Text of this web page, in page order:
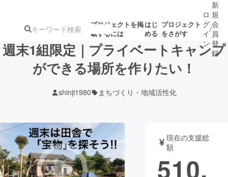
プロジェクトを掲
載するには
はじ
める
プロジェクト
をさがす
ターン
ジェクト
募集終了が近いプ
ロジェクト
アート・写真 音楽
テクノロジー・ガジェット ゲーム・サ
ロ
グ
イ
ン
/
新
規
会
員
登
録
週末1組限定｜プライベートキャンプ
ができる場所を作りたい！
shinji1980 まちづくり・地域活性化
現在の支援総
額
510,